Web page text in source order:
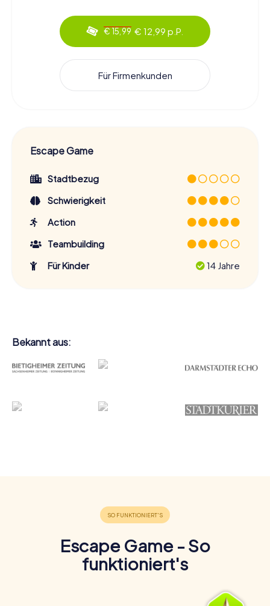
€ 15,99 € 12,99 p.P.
Für Firmenkunden
Escape Game
Stadtbezug
Schwierigkeit
Action
Teambuilding
Für Kinder
14 Jahre
Bekannt aus:
Escape Game - So
funktioniert's